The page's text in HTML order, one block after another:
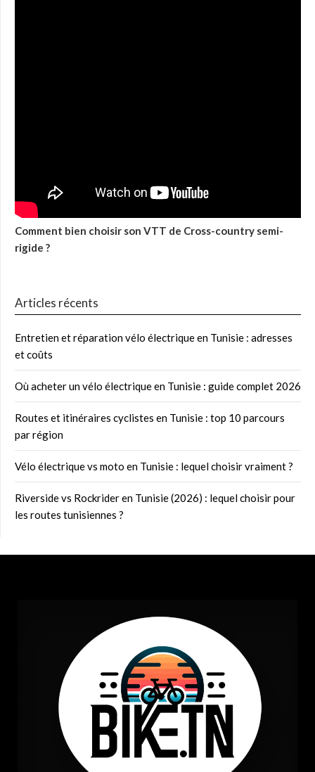
Comment bien choisir son VTT de Cross-country semi-
rigide ?
Articles récents
Entretien et réparation vélo électrique en Tunisie : adresses
et coûts
Où acheter un vélo électrique en Tunisie : guide complet 2026
Routes et itinéraires cyclistes en Tunisie : top 10 parcours
par région
Vélo électrique vs moto en Tunisie : lequel choisir vraiment ?
Riverside vs Rockrider en Tunisie (2026) : lequel choisir pour
les routes tunisiennes ?